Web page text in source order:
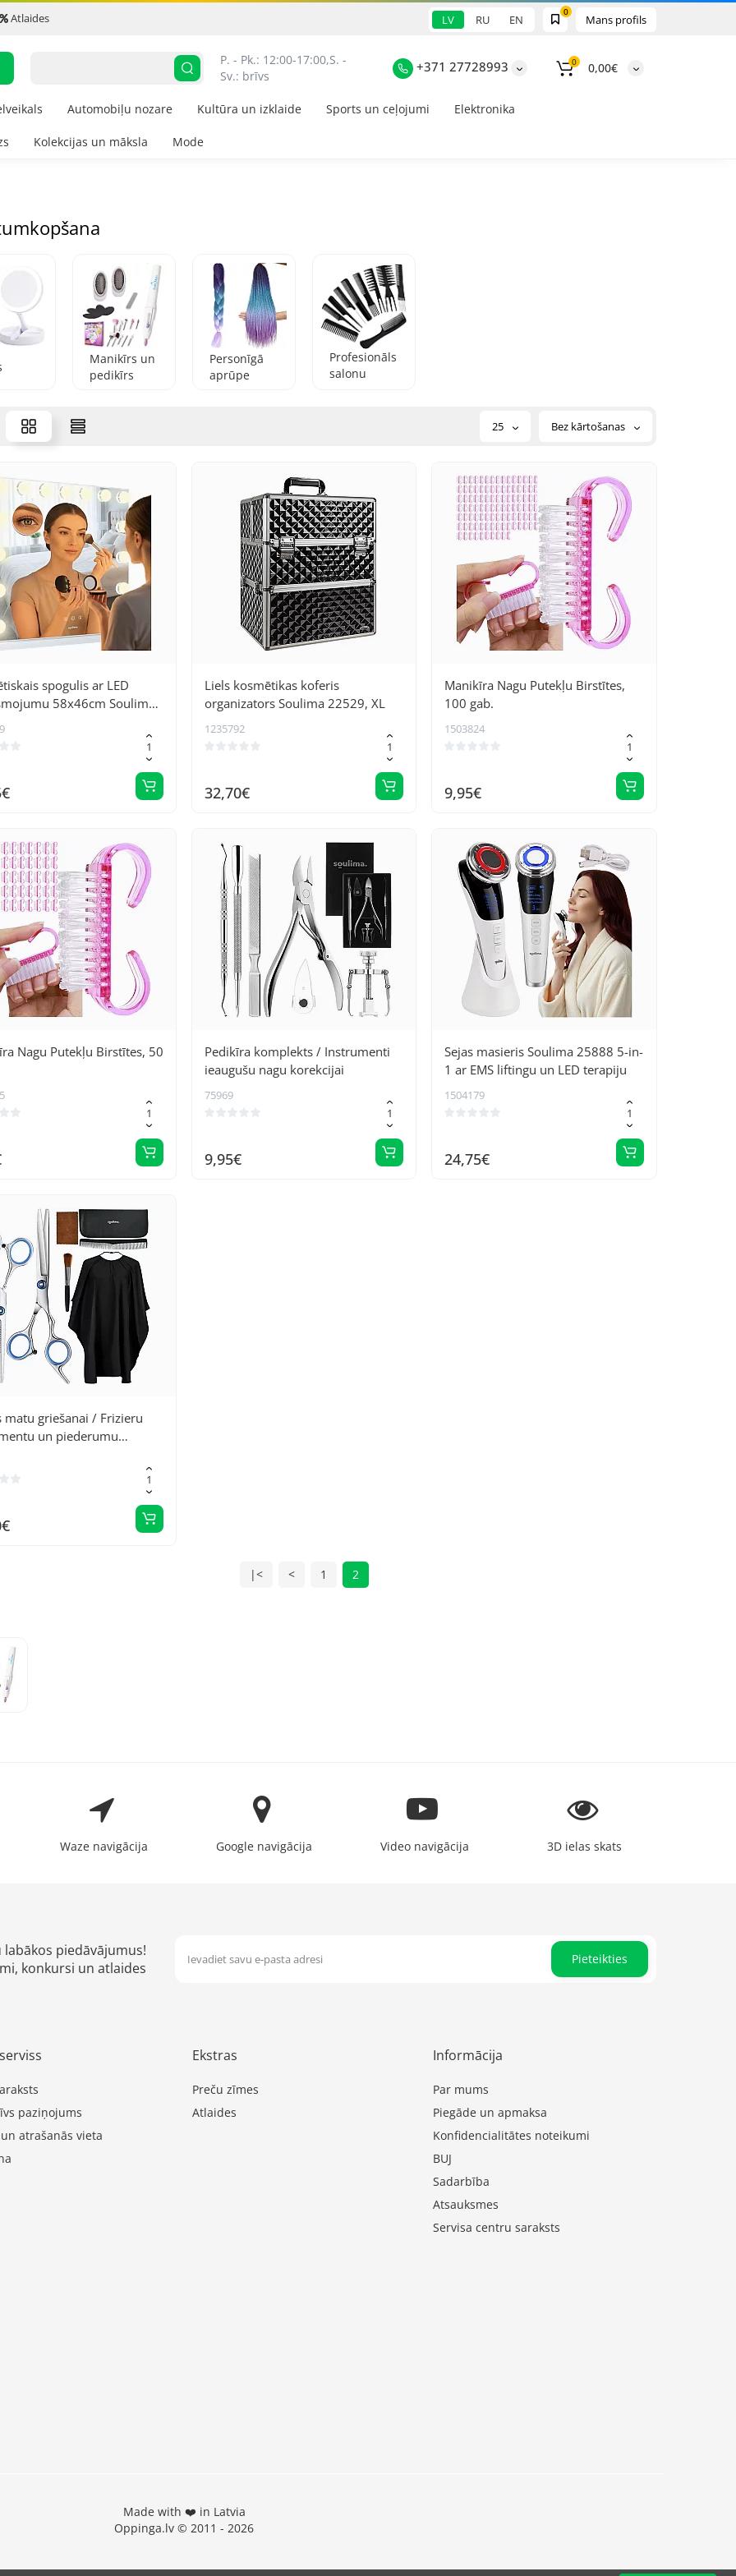
Atlaides Mans profils
0
LV RU EN
P. - Pk.: 12:00-17:00,S. -
Sv.: brīvs
+371 27728993 0 0,00€
Automobiļu nozare Kultūra un izklaide Sports un ceļojumi Elektronika
Kolekcijas un māksla Mode
Manikīrs un
pedikīrs
Personīgā
aprūpe
Profesionāls
salonu
25 Bez kārtošanas
spogulis ar LED
58x46cm Soulima
Liels kosmētikas koferis
organizators Soulima 22529, XL
1235792
32,70€
Manikīra Nagu Putekļu Birstītes,
100 gab.
1503824
9,95€
Nagu Putekļu Birstītes, 50
Pedikīra komplekts / Instrumenti
ieaugušu nagu korekcijai
75969
9,95€
Sejas masieris Soulima 25888 5-in-
1 ar EMS liftingu un LED terapiju
1504179
24,75€
matu griešanai / Frizieru
un piederumu
|< < 1 2
Waze navigācija Google navigācija Video navigācija 3D ielas skats
piedāvājumus!
konkursi un atlaides
Pieteikties
paziņojums
atrašanās vieta
Ekstras
Preču zīmes
Atlaides
Informācija
Par mums
Piegāde un apmaksa
Konfidencialitātes noteikumi
BUJ
Sadarbība
Atsauksmes
Servisa centru saraksts
Made with ❤️ in Latvia
Oppinga.lv © 2011 - 2026